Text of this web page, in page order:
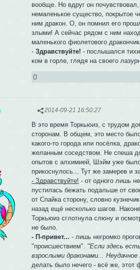
вообще. Но вдруг он
немаленькое существо, покрытое
ним дракон. О, он помнил его
злыми! А сейчас рядом с ним
маленького фиолетового
-Здравствуйте! - послышался
ком в горле, глядя на своего
0
2014-09-21 16:50:27
В это время Торкьюиз, с трудом
сторонам. В общем, это место
какого-то города или посёлка,
желанным соседством. Не спеша
опытов с алхимией, Шэйм уже было
прикоснулось... Тут же замерев и
- Здравствуйте! - от одного лишь
пустилась бежать подальше от
от Спайка сторону, словно
назад ещё несколько шагов.
Торкьюиз сглотнула слюну и
не было.
- П-привет... - лишь негромко
"происшествием". "Если здесь
взрослыми драконами...
делать было нечего - всё же,